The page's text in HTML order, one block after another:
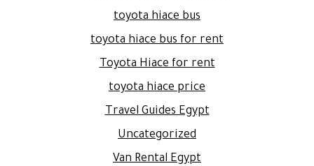
toyota hiace bus
toyota hiace bus for rent
Toyota Hiace for rent
toyota hiace price
Travel Guides Egypt
Uncategorized
Van Rental Egypt